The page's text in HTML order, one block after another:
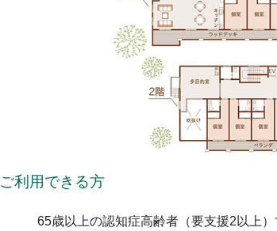
ご利用できる方
65歳以上の認知症高齢者（要支援2以上